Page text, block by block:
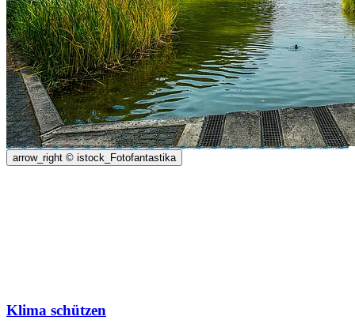
arrow_right © istock_Fotofantastika
Klima schützen